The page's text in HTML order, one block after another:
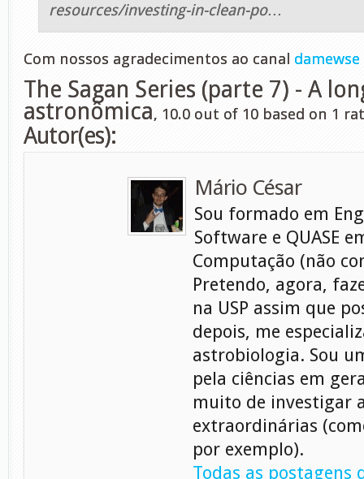
resources/investing-in-clean-po…
Com nossos agradecimentos ao canal damewse
The Sagan Series (parte 7) - A
astronômica, 10.0 out of 10 based on 1
Autor(es):
Mário César
Sou formado em
Software e QUASE
Computação (não
Pretendo, agora,
na USP assim que
depois, me
astrobiologia. Sou
pela ciências em
muito de investigar
extraordinárias
por exemplo).
Todas as postagens